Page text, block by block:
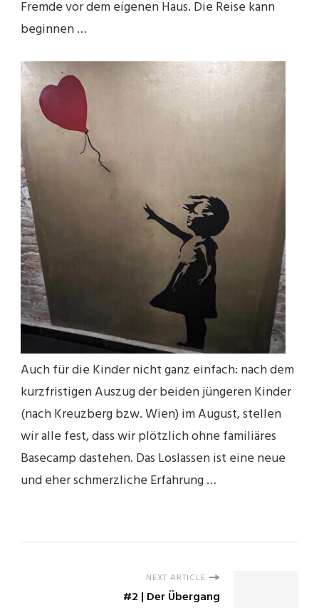
Fremde vor dem eigenen Haus. Die Reise kann
beginnen …
Auch für die Kinder nicht ganz einfach: nach dem
kurzfristigen Auszug der beiden jüngeren Kinder
(nach Kreuzberg bzw. Wien) im August, stellen
wir alle fest, dass wir plötzlich ohne familiäres
Basecamp dastehen. Das Loslassen ist eine neue
und eher schmerzliche Erfahrung …
NEXT ARTICLE
#2 | Der Übergang